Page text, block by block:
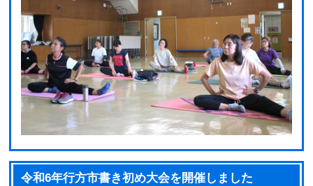
令和6年行方市書き初め大会を開催しました